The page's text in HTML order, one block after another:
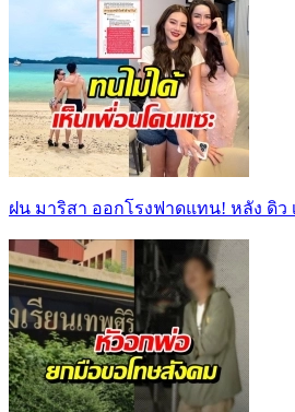
ฝน มาริสา ออกโรงฟาดแทน! หลัง ดิว